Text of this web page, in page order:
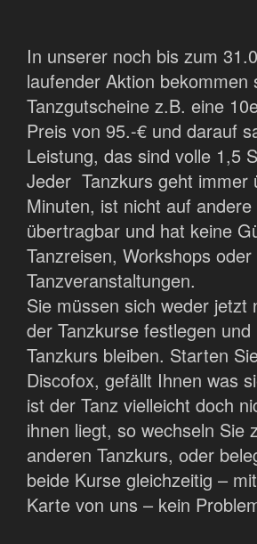
In unserer noch bis zum
laufender Aktion bekommen
Tanzgutscheine z.B. eine
Preis von 95.-€ und darauf
Leistung, das sind volle 1,5
Jeder Tanzkurs geht immer
Minuten, ist nicht auf andere
übertragbar und hat keine
Tanzreisen, Workshops oder
Tanzveranstaltungen.
Sie müssen sich weder jetzt
der Tanzkurse festlegen und
Tanzkurs bleiben. Starten
Discofox, gefällt Ihnen was
ist der Tanz vielleicht doch
ihnen liegt, so wechseln Sie
anderen Tanzkurs, oder
beide Kurse gleichzeitig –
Karte von uns – kein